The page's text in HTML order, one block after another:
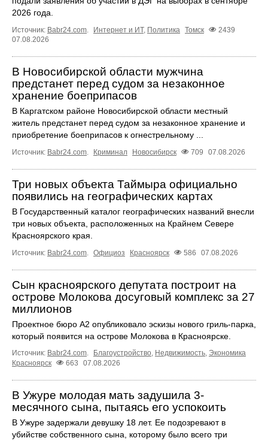
2026 года.
Источник: Babr24.com. Интернет и ИТ, Политика Томск
2439
07.08.2026
В Новосибирской области мужчина
предстанет перед судом за незаконное
хранение боеприпасов
В Каргатском районе Новосибирской области местный
житель предстанет перед судом за незаконное хранение и
приобретение боеприпасов к огнестрельному ...
Источник: Babr24.com. Криминал Новосибирск 709 07.08.2026
Три новых объекта Таймыра официально
появились на географических картах
В Государственный каталог географических названий внесли
три новых объекта, расположенных на Крайнем Севере
Красноярского края.
Источник: Babr24.com. Официоз Красноярск 586 07.08.2026
Сын красноярского депутата построит на
острове Молокова досуговый комплекс за 27
миллионов
Проектное бюро А2 опубликовало эскизы нового гриль-парка,
который появится на острове Молокова в Красноярске.
Источник: Babr24.com. Благоустройство, Недвижимость, Экономика
Красноярск
663 07.08.2026
В Ужуре молодая мать задушила 3-
месячного сына, пытаясь его успокоить
В Ужуре задержали девушку 18 лет. Ее подозревают в
убийстве собственного сына, которому было всего три